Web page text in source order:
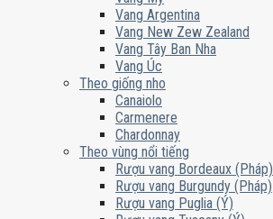
Vang Argentina
Vang New Zew Zealand
Vang Tây Ban Nha
Vang Úc
Theo giống nho
Canaiolo
Carmenere
Chardonnay
Theo vùng nổi tiếng
Rượu vang Bordeaux (Pháp)
Rượu vang Burgundy (Pháp)
Rượu vang Puglia (Ý)